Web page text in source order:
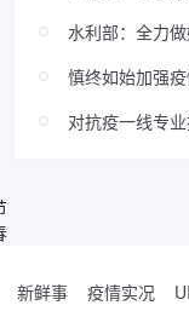
水利部：全力
慎终如始加强
对抗疫一线专
新鲜事 疫情实况